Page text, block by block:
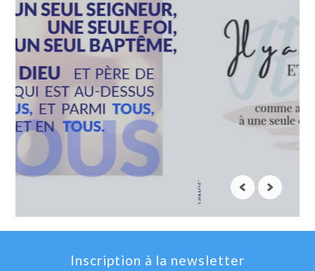
Inscription à la newsletter